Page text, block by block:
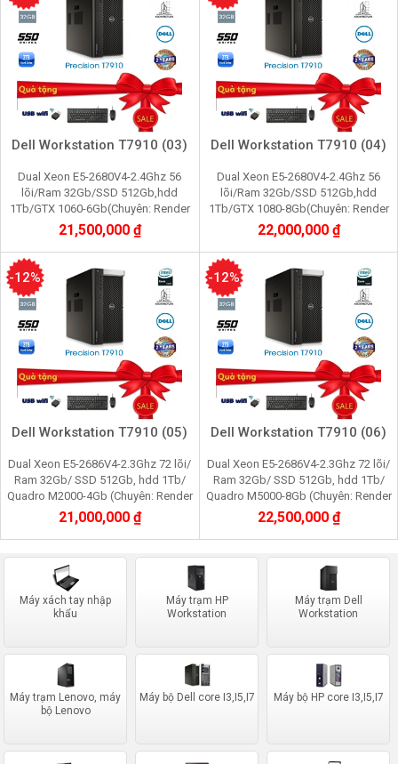
Dell Workstation T7910 (03)
Dual Xeon E5-2680V4-2.4Ghz 56
lõi/Ram 32Gb/SSD 512Gb,hdd
1Tb/GTX 1060-6Gb(Chuyên: Render
3d,Edit video máy ảo,cầy giả lập
game, youtube, tiktok)
21,500,000 ₫
Dell Workstation T7910 (04)
Dual Xeon E5-2680V4-2.4Ghz 56
lõi/Ram 32Gb/SSD 512Gb,hdd
1Tb/GTX 1080-8Gb(Chuyên: Render
3d,Edit video máy ảo,cầy giả lập
game, youtube, tiktok)
22,000,000 ₫
Dell Workstation T7910 (05)
Dual Xeon E5-2686V4-2.3Ghz 72 lõi/
Ram 32Gb/ SSD 512Gb, hdd 1Tb/
Quadro M2000-4Gb (Chuyên: Render
3d, film 4K,máy ảo,cầy
youtube,facebook,tiktok)
21,000,000 ₫
-12%
Dell Workstation T7910 (06)
Dual Xeon E5-2686V4-2.3Ghz 72 lõi/
Ram 32Gb/ SSD 512Gb, hdd 1Tb/
Quadro M5000-8Gb (Chuyên: Render
3d, film 2K, máy ảo, youtube,
facebook,tiktok)
22,500,000 ₫
-12%
Máy xách tay nhập
khẩu
Máy trạm HP
Workstation
Máy trạm Dell
Workstation
Máy trạm Lenovo, máy
bộ Lenovo
Máy bộ Dell core I3,I5,I7 Máy bộ HP core I3,I5,I7